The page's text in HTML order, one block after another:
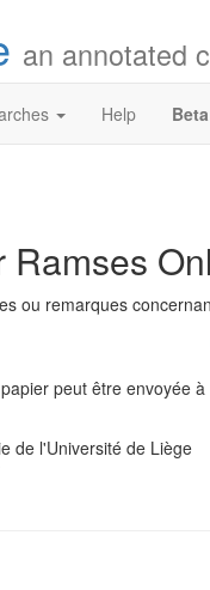
an annotated
Help
Ramses
ou remarques
peut être envoyée à
de l'Université de Liège